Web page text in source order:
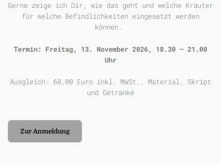
Gerne zeige ich Dir, wie das geht und welche Kräuter
für welche Befindlichkeiten eingesetzt werden
können.
Termin: Freitag, 13. November 2026, 18.30 – 21.00
Uhr
Ausgleich: 68,00 Euro inkl. MwSt., Material, Skript
und Getränke
Zur Anmeldung